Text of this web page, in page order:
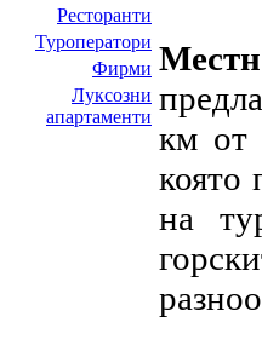
Ресторанти
Туроператори
Фирми
Луксозни
апартаменти
км от
която
на